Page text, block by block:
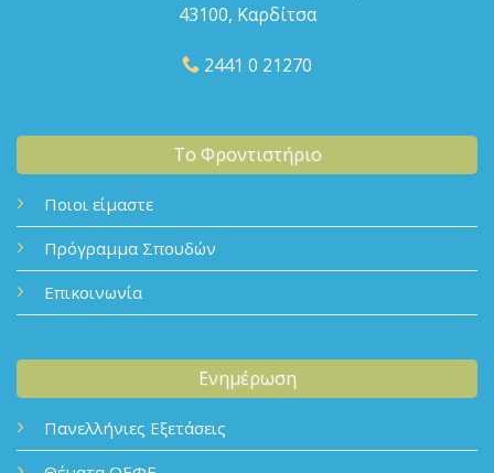
43100, Καρδίτσα
2441 0 21270
Το Φροντιστήριο
Ποιοι είμαστε
Πρόγραμμα Σπουδών
Επικοινωνία
Ενημέρωση
Πανελλήνιες Εξετάσεις